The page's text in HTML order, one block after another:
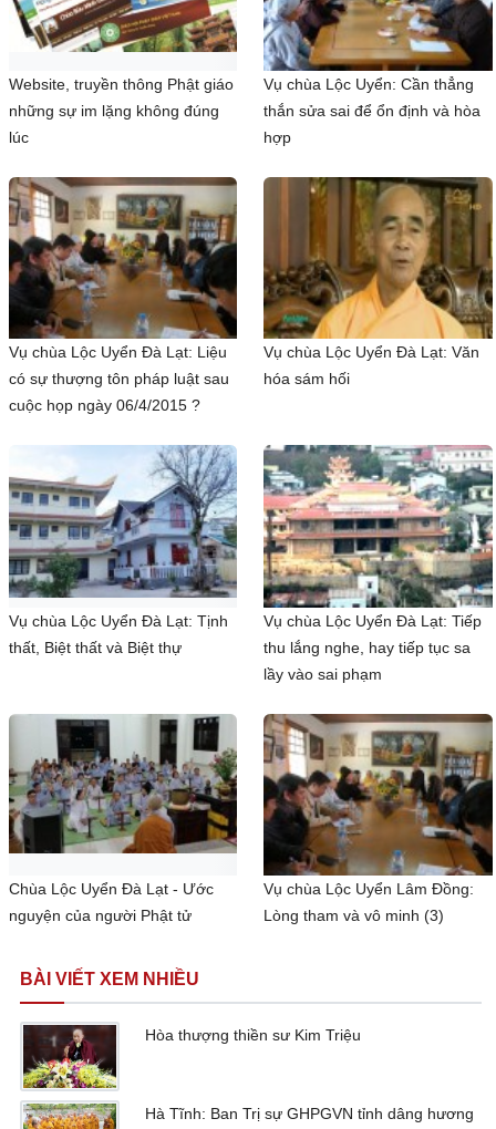
Website, truyền thông Phật giáo
những sự im lặng không đúng
lúc
Vụ chùa Lộc Uyển: Cần thẳng
thắn sửa sai để ổn định và hòa
hợp
Vụ chùa Lộc Uyển Đà Lạt: Liệu
có sự thượng tôn pháp luật sau
cuộc họp ngày 06/4/2015 ?
Vụ chùa Lộc Uyển Đà Lạt: Văn
hóa sám hối
Vụ chùa Lộc Uyển Đà Lạt: Tịnh
thất, Biệt thất và Biệt thự
Vụ chùa Lộc Uyển Đà Lạt: Tiếp
thu lắng nghe, hay tiếp tục sa
lầy vào sai phạm
Chùa Lộc Uyển Đà Lạt - Ước
nguyện của người Phật tử
Vụ chùa Lộc Uyển Lâm Đồng:
Lòng tham và vô minh (3)
BÀI VIẾT XEM NHIỀU
Hòa thượng thiền sư Kim Triệu
Hà Tĩnh: Ban Trị sự GHPGVN tỉnh dâng hương